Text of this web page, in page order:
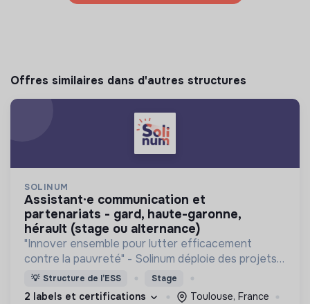
Offres similaires dans d'autres structures
SOLINUM
assistant·e communication et
partenariats - gard, haute-garonne,
hérault (stage ou alternance)
"Innover ensemble pour lutter efficacement
contre la pauvreté" - Solinum déploie des projets
d'innovation sociale qui utilisent le numérique pour
participer à la lutte contre la pauvreté
💡 Structure de l’ESS Stage
2 labels et certifications
Toulouse, France